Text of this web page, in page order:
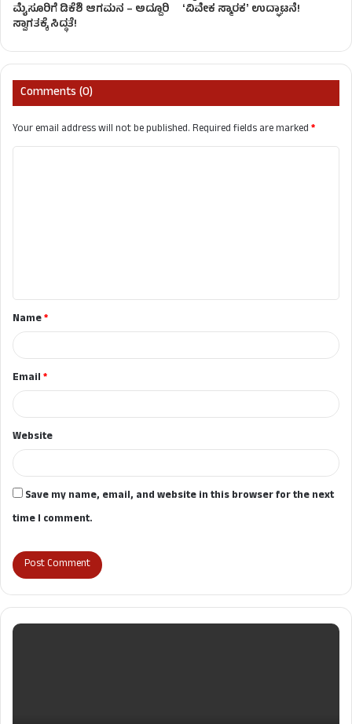
ಮೈಸೂರಿಗೆ ಡಿಕೆಶಿ ಆಗಮನ – ಅದ್ದೂರಿ
ಸ್ವಾಗತಕ್ಕೆ ಸಿದ್ಧತೆ!
ʻವಿವೇಕ ಸ್ಮಾರಕʼ ಉದ್ಘಾಟನೆ!
Comments (0)
Your email address will not be published.Required fields are marked*
t
*Name*
Email*
Website
Save my name, email, and website in this browser for the next
time I comment.